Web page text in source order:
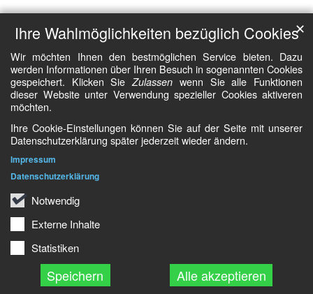
Ihre Wahlmöglichkeiten bezüglich Cookies
Wir möchten Ihnen den bestmöglichen Service bieten. Dazu
werden Informationen über Ihren Besuch in sogenannten Cookies
gespeichert. Klicken SieZulassen wenn Sie alle Funktionen
dieser Website unter Verwendung spezieller Cookies aktiveren
möchten.
Ihre Cookie-Einstellungen können Sie auf der Seite mit unserer
Datenschutzerklärung später jederzeit wieder ändern.
Notwendig
Externe Inhalte
Statistiken
Speichern Alle akzeptieren
✕
Impressum
Datenschutzerklärung